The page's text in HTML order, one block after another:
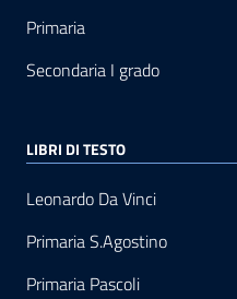
Primaria
Secondaria I grado
LIBRI DI TESTO
Leonardo Da Vinci
Primaria S.Agostino
Primaria Pascoli